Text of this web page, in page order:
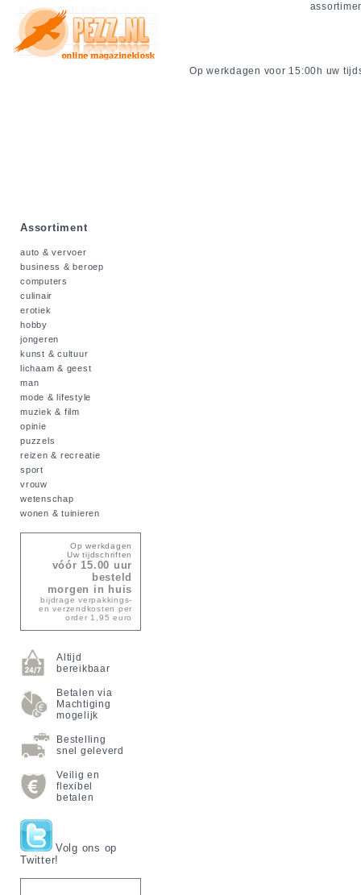
Op werkdagen voor 15:00h uw
Assortiment
auto & vervoer
business & beroep
computers
culinair
erotiek
hobby
jongeren
kunst & cultuur
lichaam & geest
man
mode & lifestyle
muziek & film
opinie
puzzels
reizen & recreatie
sport
vrouw
wetenschap
wonen & tuinieren
Op werkdagen
Uw tijdschriften
vóór 15.00 uur
besteld
morgen in huis
bijdrage verpakkings-
en verzendkosten per
order 1,95 euro
Altijd
bereikbaar
Betalen via
Machtiging
mogelijk
Bestelling
snel geleverd
Veilig en
flexibel
betalen
Volg ons op
Twitter!